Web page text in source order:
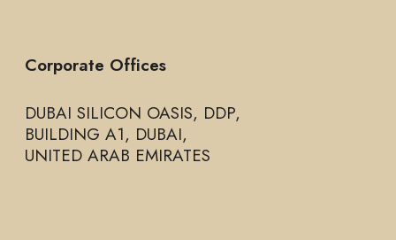
Corporate Offices
DUBAI SILICON OASIS, DDP,
BUILDING A1, DUBAI,
UNITED ARAB EMIRATES